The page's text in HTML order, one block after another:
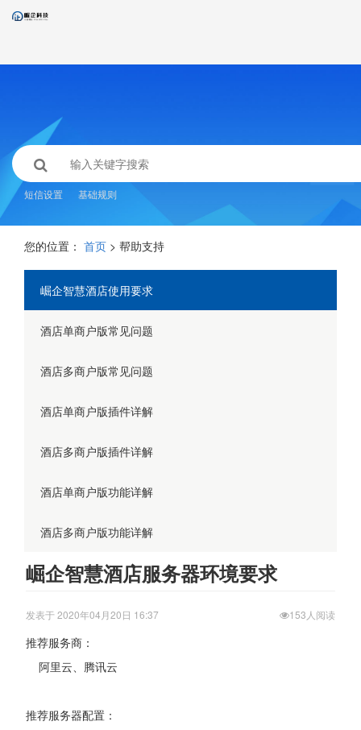
短信设置 基础规则
您的位置： 首页 > 帮助支持
崛企智慧酒店使用要求
酒店单商户版常见问题
酒店多商户版常见问题
酒店单商户版插件详解
酒店多商户版插件详解
酒店单商户版功能详解
酒店多商户版功能详解
崛企智慧酒店服务器环境要求
发表于 2020年04月20日 16:37 153人阅读
推荐服务商：
阿里云、腾讯云
推荐服务器配置：